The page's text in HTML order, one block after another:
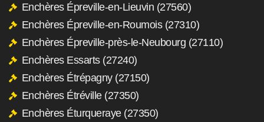
Enchères Épreville-en-Lieuvin (27560)
Enchères Épreville-en-Roumois (27310)
Enchères Épreville-près-le-Neubourg (27110)
Enchères Essarts (27240)
Enchères Étrépagny (27150)
Enchères Étréville (27350)
Enchères Éturqueraye (27350)